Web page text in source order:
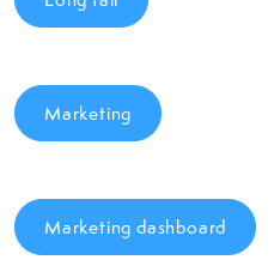
Marketing
Marketing dashboard